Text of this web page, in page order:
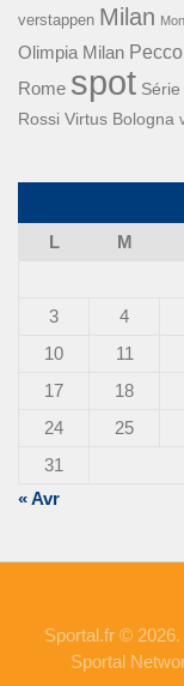
verstappen Milan
Olimpia Milan
Rome spot Série
Rossi Virtus Bologna
L
M
3
4
10
11
17
18
24
25
31
« Avr
Sportal.fr ©
Sportal